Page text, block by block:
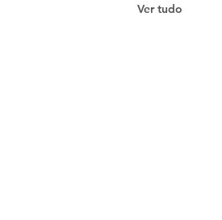
Ver tudo